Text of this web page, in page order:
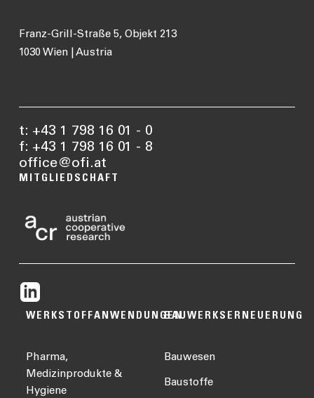
Franz-Grill-Straße 5, Objekt 213
1030 Wien | Austria
t: +43 1 798 16 01 - 0
f: +43 1 798 16 01 - 8
office@ofi.at
MITGLIEDSCHAFT
WERKSTOFFANWENDUNGEN
Pharma,
Medizinprodukte &
Hygiene
BAUWERKSERNEUERUNG
Bauwesen
Baustoffe